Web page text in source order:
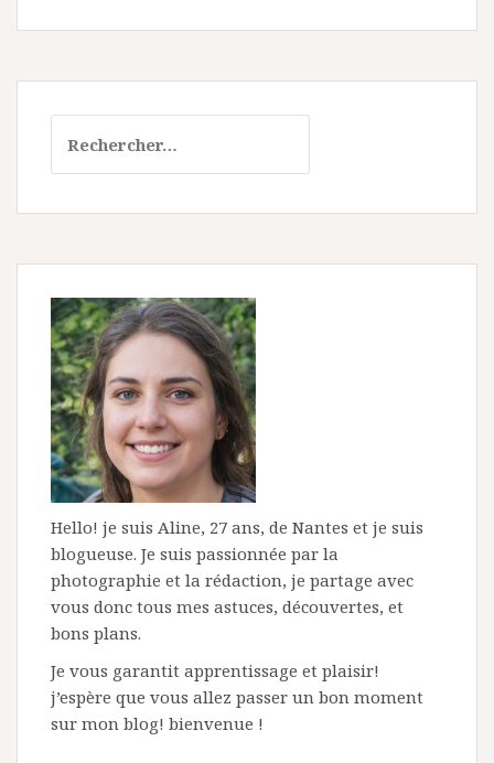
Hello! je suis Aline, 27 ans, de Nantes et je suis
blogueuse. Je suis passionnée par la
photographie et la rédaction, je partage avec
vous donc tous mes astuces, découvertes, et
bons plans.
Je vous garantit apprentissage et plaisir!
j’espère que vous allez passer un bon moment
sur mon blog! bienvenue !